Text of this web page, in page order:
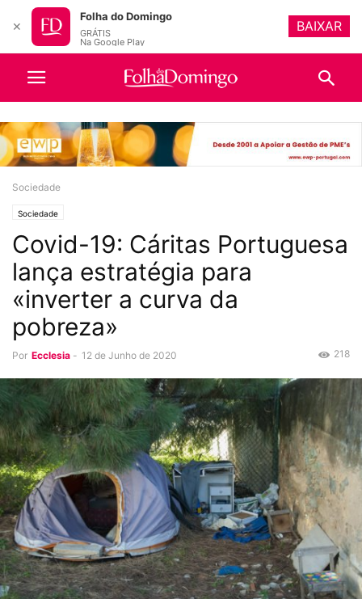
Sociedade
Sociedade
Covid-19: Cáritas Portuguesa
lança estratégia para
«inverter a curva da
pobreza»
Por Ecclesia - 12 de Junho de 2020 218
✕
Folha do Domingo
GRÁTIS
Na Google Play
BAIXAR